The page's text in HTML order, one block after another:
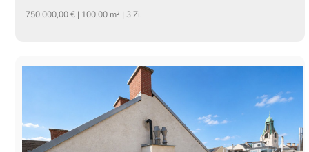
750.000,00 € | 100,00 m² | 3 Zi.